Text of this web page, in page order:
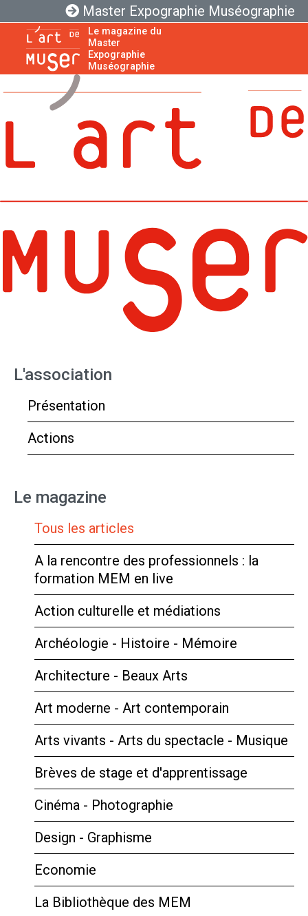
Master Expographie Muséographie
Le magazine du
Master
Expographie
Muséographie
L'association
Présentation
Actions
Le magazine
Tous les articles
A la rencontre des professionnels : la
formation MEM en live
Action culturelle et médiations
Archéologie - Histoire - Mémoire
Architecture - Beaux Arts
Art moderne - Art contemporain
Arts vivants - Arts du spectacle - Musique
Brèves de stage et d'apprentissage
Cinéma - Photographie
Design - Graphisme
Economie
La Bibliothèque des MEM